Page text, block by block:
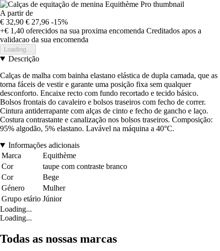
A partir de
€ 32,90 € 27,96 -15%
+€ 1,40 oferecidos na sua proxima encomenda Creditados apos a
validacao da sua encomenda
Loading...
Descrição
Calças de malha com bainha elastano elástica de dupla camada, que as
torna fáceis de vestir e garante uma posição fixa sem qualquer
desconforto. Encaixe recto com fundo recortado e tecido básico.
Bolsos frontais do cavaleiro e bolsos traseiros com fecho de correr.
Cintura antiderrapante com alças de cinto e fecho de gancho e laço.
Costura contrastante e canalização nos bolsos traseiros. Composição:
95% algodão, 5% elastano. Lavável na máquina a 40°C.
Informações adicionais
Marca
Equithème
Cor
taupe com contraste branco
Cor
Bege
Género
Mulher
Grupo etário Júnior
Loading...
Loading...
Todas as nossas marcas